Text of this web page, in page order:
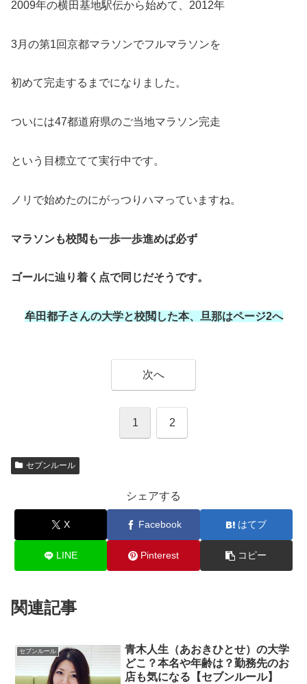
2009年の横田基地駅伝から始めて、2012年
3月の第1回京都マラソンでフルマラソンを
初めて完走するまでになりました。
ついには47都道府県のご当地マラソン完走
という目標立てて実行中です。
ノリで始めたのにがっつりハマっていますね。
マラソンも校閲も一歩一歩進めば必ず
ゴールに辿り着く点で同じだそうです。
牟田都子さんの大学と校閲した本、旦那はページ2へ
次へ
1 2
セブンルール
シェアする
X Facebook はてブ
LINE Pinterest コピー
関連記事
セブンルール
青木人生（あおきひとせ）の大学
どこ？本名や年齢は？勤務先のお
店も気になる【セブンルール】